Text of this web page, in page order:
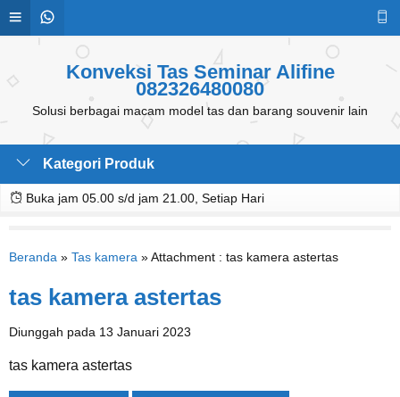
Konveksi Tas Seminar Alifine
082326480080
Solusi berbagai macam model tas dan barang souvenir lain
Kategori Produk
Buka jam 05.00 s/d jam 21.00, Setiap Hari
Beranda » Tas kamera » Attachment : tas kamera astertas
tas kamera astertas
Diunggah pada 13 Januari 2023
tas kamera astertas